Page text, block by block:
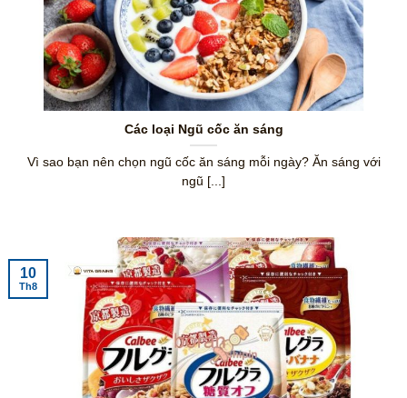
Các loại Ngũ cốc ăn sáng
Vì sao bạn nên chọn ngũ cốc ăn sáng mỗi ngày? Ăn sáng với
ngũ [...]
10
Th8